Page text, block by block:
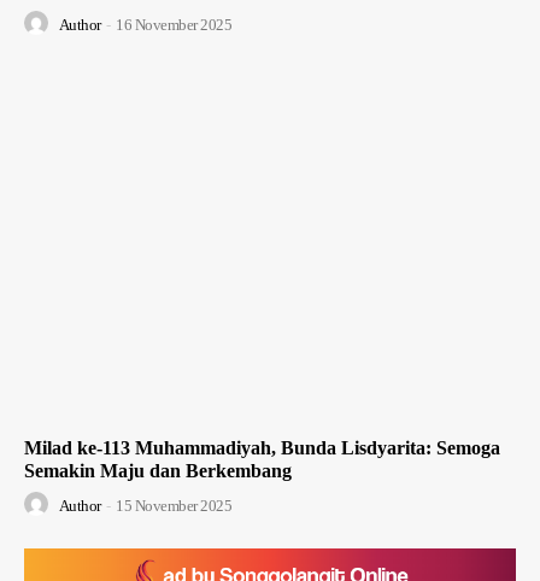
Author - 16 November 2025
Milad ke-113 Muhammadiyah, Bunda Lisdyarita: Semoga
Semakin Maju dan Berkembang
Author - 15 November 2025